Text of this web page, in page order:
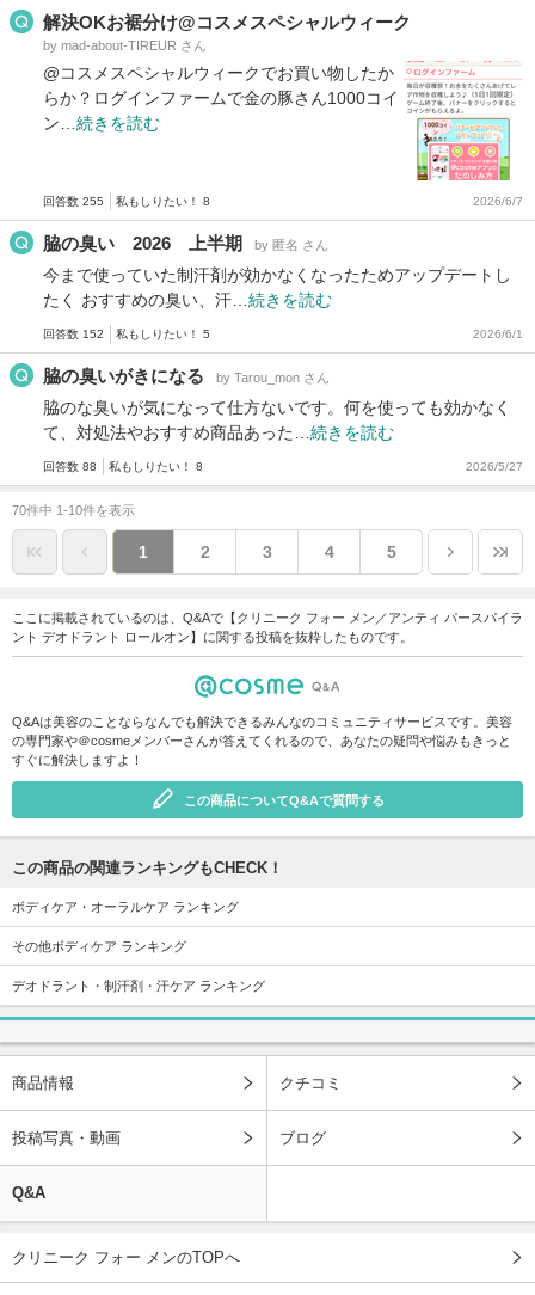
解決OKお裾分け@コスメスペシャルウィーク
by mad-about-TIREUR さん
@コスメスペシャルウィークでお買い物したか
らか？ログインファームで金の豚さん1000コイ
ン… 続きを読む
回答数 255 私もしりたい！ 8 2026/6/7
脇の臭い 2026 上半期 by 匿名 さん
今まで使っていた制汗剤が効かなくなったためアップデートし
たく おすすめの臭い、汗… 続きを読む
回答数 152 私もしりたい！ 5 2026/6/1
脇の臭いがきになる by Tarou_mon さん
脇のな臭いが気になって仕方ないです。何を使っても効かなく
て、対処法やおすすめ商品あった… 続きを読む
回答数 88 私もしりたい！ 8 2026/5/27
70件中 1-10件を表示
1 2 3 4 5
ここに掲載されているのは、Q&Aで【クリニーク フォー メン／アンティ パースパイラ
ント デオドラント ロールオン】に関する投稿を抜粋したものです。
Q&Aは美容のことならなんでも解決できるみんなのコミュニティサービスです。美容
の専門家や＠cosmeメンバーさんが答えてくれるので、あなたの疑問や悩みもきっと
すぐに解決しますよ！
この商品についてQ&Aで質問する
この商品の関連ランキングもCHECK！
ボディケア・オーラルケア ランキング
その他ボディケア ランキング
デオドラント・制汗剤・汗ケア ランキング
商品情報 クチコミ
投稿写真・動画 ブログ
Q&A
クリニーク フォー メンのTOPへ